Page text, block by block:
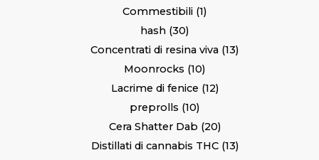
Commestibili 1
hash 30
Concentrati di resina viva 13
Moonrocks 10
Lacrime di fenice 12
preprolls 10
Cera Shatter Dab 20
Distillati di cannabis THC 13